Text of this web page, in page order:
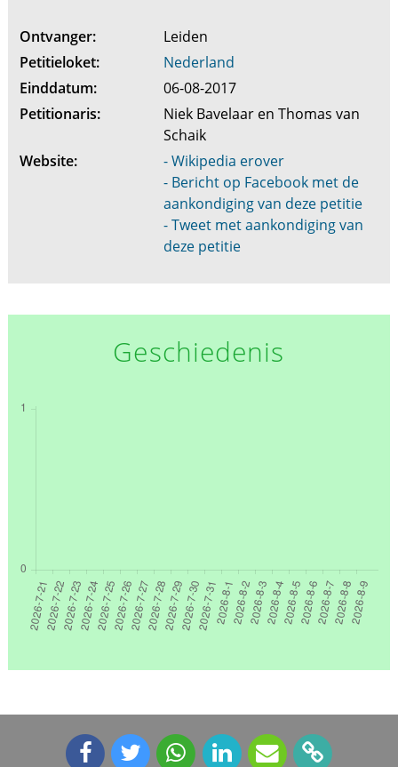
Ontvanger:
Leiden
Petitieloket:
Nederland
Einddatum:
06-08-2017
Petitionaris:
Niek Bavelaar en Thomas van
Schaik
Website:
- Wikipedia erover
- Bericht op Facebook met de
aankondiging van deze petitie
- Tweet met aankondiging van
deze petitie
Geschiedenis